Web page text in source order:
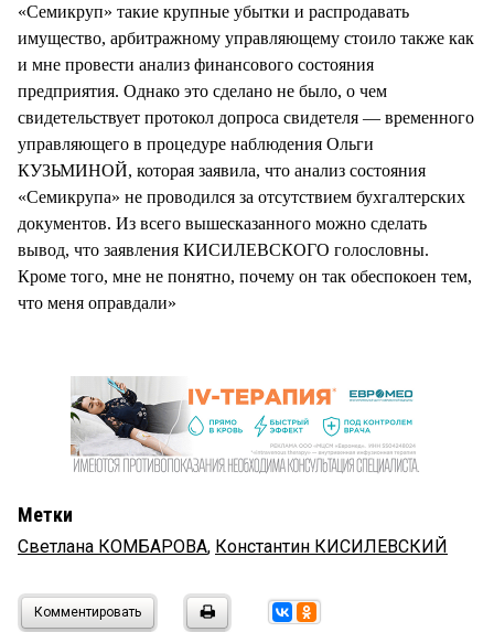
«Семикруп» такие крупные убытки и распродавать
имущество, арбитражному управляющему стоило также как
и мне провести анализ финансового состояния
предприятия. Однако это сделано не было, о чем
свидетельствует протокол допроса свидетеля — временного
управляющего в процедуре наблюдения Ольги
КУЗЬМИНОЙ, которая заявила, что анализ состояния
«Семикрупа» не проводился за отсутствием бухгалтерских
документов. Из всего вышесказанного можно сделать
вывод, что заявления КИСИЛЕВСКОГО голословны.
Кроме того, мне не понятно, почему он так обеспокоен тем,
что меня оправдали»
Метки
Светлана КОМБАРОВА, Константин КИСИЛЕВСКИЙ
Комментировать